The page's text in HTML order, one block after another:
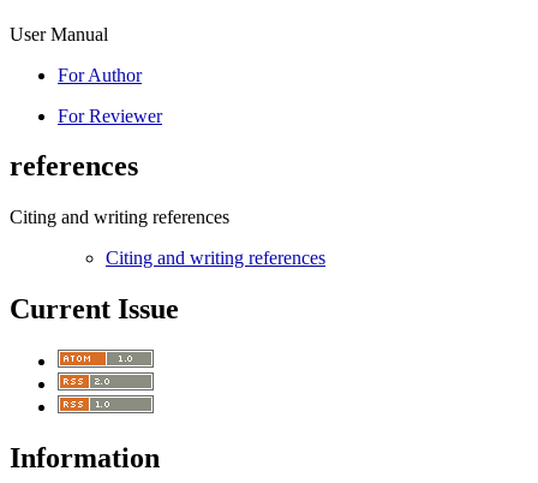
User Manual
For Author
For Reviewer
references
Citing and writing references
Citing and writing references
Current Issue
Information